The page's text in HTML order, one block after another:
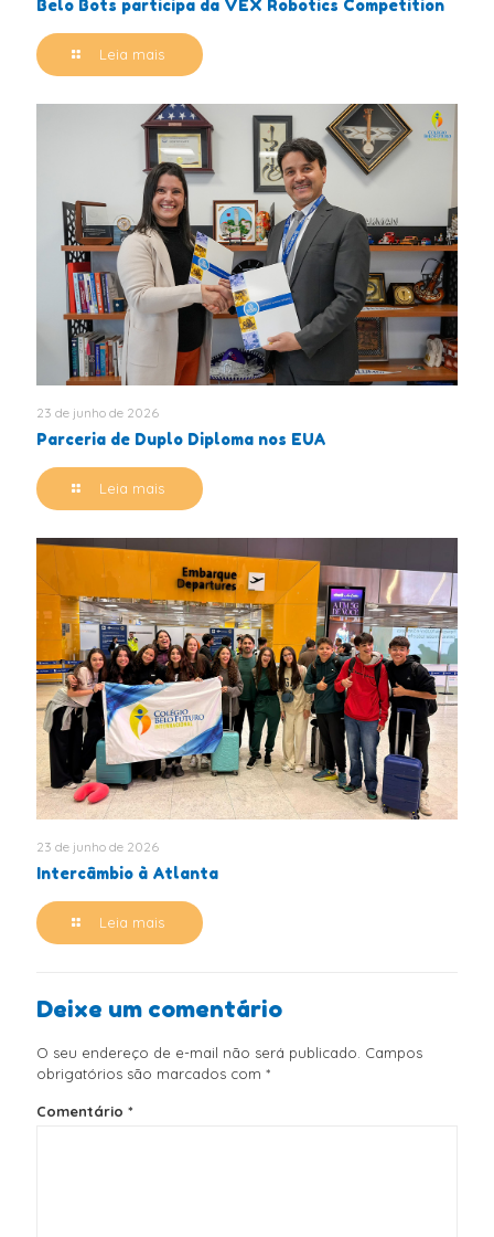
Belo Bots participa da VEX Robotics Competition
Leia mais
23 de junho de 2026
Parceria de Duplo Diploma nos EUA
Leia mais
23 de junho de 2026
Intercâmbio à Atlanta
Leia mais
Deixe um comentário
O seu endereço de e-mail não será publicado. Campos
obrigatórios são marcados com *
Comentário *